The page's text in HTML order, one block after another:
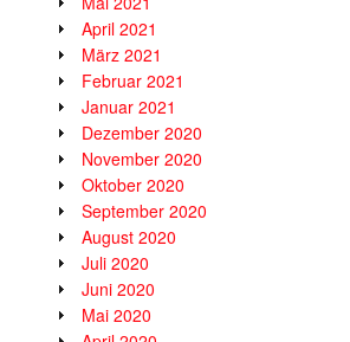
April 2021
März 2021
Februar 2021
Januar 2021
Dezember 2020
November 2020
Oktober 2020
September 2020
August 2020
Juli 2020
Juni 2020
Mai 2020